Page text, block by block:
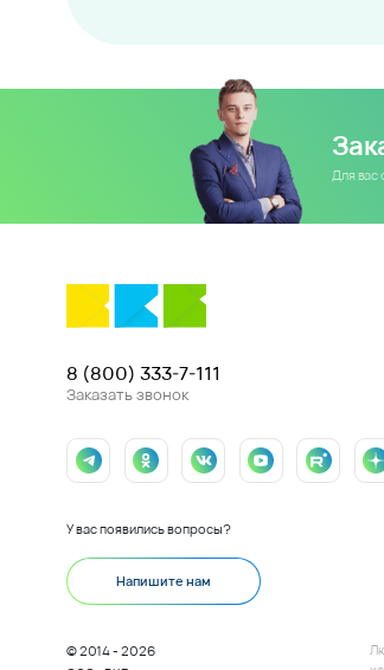
Для вас
8 (800) 333-7-111
Заказать звонок
У вас появились вопросы?
Напишите нам
© 2014 - 2026